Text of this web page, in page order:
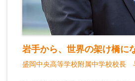
岩手から、世界の架け橋に
盛岡中央高等学校附属中学校校長